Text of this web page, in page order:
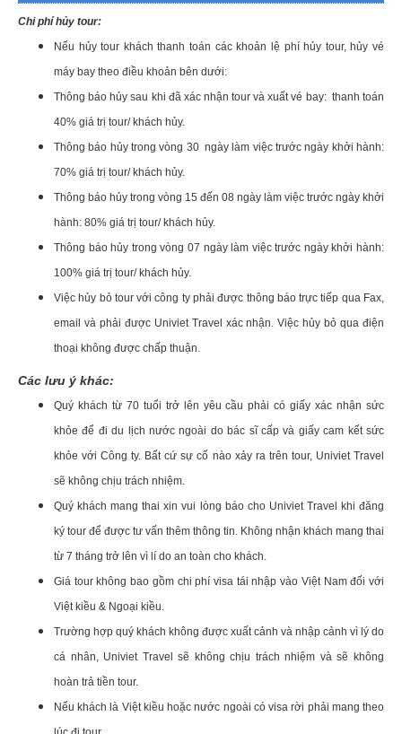
Chi phí hủy tour:
Nếu hủy tour khách thanh toán các khoản lệ phí hủy tour, hủy vé
máy bay theo điều khoản bên dưới:
Thông báo hủy sau khi đã xác nhận tour và xuất vé bay: thanh toán
40% giá trị tour/ khách hủy.
Thông báo hủy trong vòng 30 ngày làm việc trước ngày khởi hành:
70% giá trị tour/ khách hủy.
Thông báo hủy trong vòng 15 đến 08 ngày làm việc trước ngày khởi
hành: 80% giá trị tour/ khách hủy.
Thông báo hủy trong vòng 07 ngày làm việc trước ngày khởi hành:
100% giá trị tour/ khách hủy.
Việc hủy bỏ tour với công ty phải được thông báo trực tiếp qua Fax,
email và phải được Univiet Travel xác nhận. Việc hủy bỏ qua điện
thoại không được chấp thuận.
Các lưu ý khác:
Quý khách từ 70 tuổi trở lên yêu cầu phải có giấy xác nhận sức
khỏe để đi du lịch nước ngoài do bác sĩ cấp và giấy cam kết sức
khỏe với Công ty. Bất cứ sự cố nào xảy ra trên tour, Univiet Travel
sẽ không chịu trách nhiệm.
Quý khách mang thai xin vui lòng báo cho Univiet Travel khi đăng
ký tour để được tư vấn thêm thông tin. Không nhận khách mang thai
từ 7 tháng trở lên vì lí do an toàn cho khách.
Giá tour không bao gồm chi phí visa tái nhập vào Việt Nam đối với
Việt kiều & Ngoại kiều.
Trường hợp quý khách không được xuất cảnh và nhập cảnh vì lý do
cá nhân, Univiet Travel sẽ không chịu trách nhiệm và sẽ không
hoàn trả tiền tour.
Nếu khách là Việt kiều hoặc nước ngoài có visa rời phải mang theo